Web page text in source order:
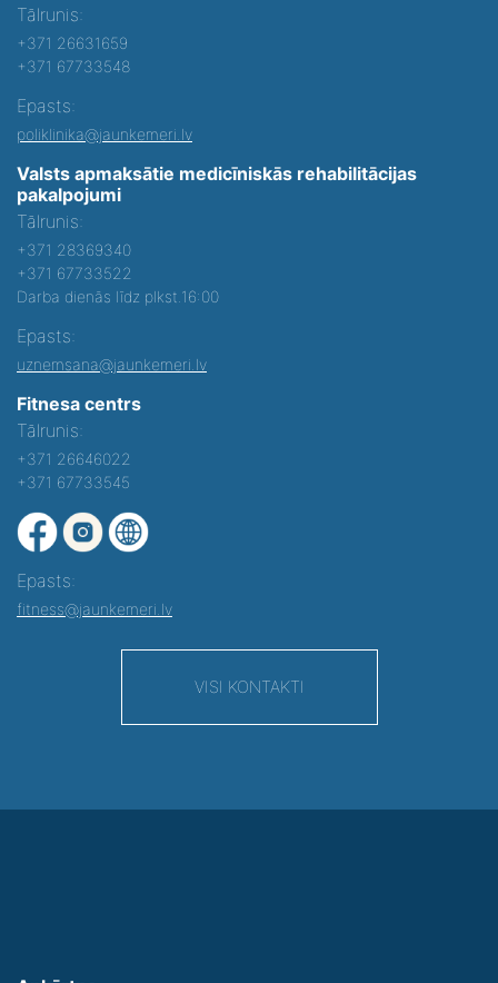
Tālrunis:
+371 26631659
+371 67733548
Epasts:
poliklinika@jaunkemeri.lv
Valsts apmaksātie medicīniskās rehabilitācijas
pakalpojumi
Tālrunis:
+371 28369340
+371 67733522
Darba dienās līdz plkst.16:00
Epasts:
uznemsana@jaunkemeri.lv
Fitnesa centrs
Tālrunis:
+371 26646022
+371 67733545
Epasts:
fitness@jaunkemeri.lv
VISI KONTAKTI